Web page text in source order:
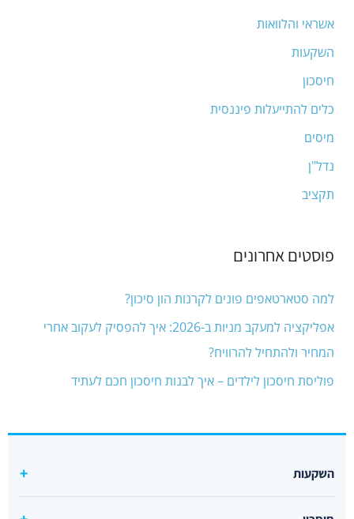
o
r
:
אשראי והלוואות
השקעות
חיסכון
כלים להתייעלות פיננסית
מיסים
נדל"ן
תקציב
פוסטים אחרונים
למה סטארטאפים פונים לקרנות הון סיכון?
אפליקציה למעקב מניות ב-2026: איך להפסיק לעקוב אחרי
המחיר ולהתחיל להרוויח?
פוליסת חיסכון לילדים – איך לבנות חיסכון חכם לעתיד
השקעות